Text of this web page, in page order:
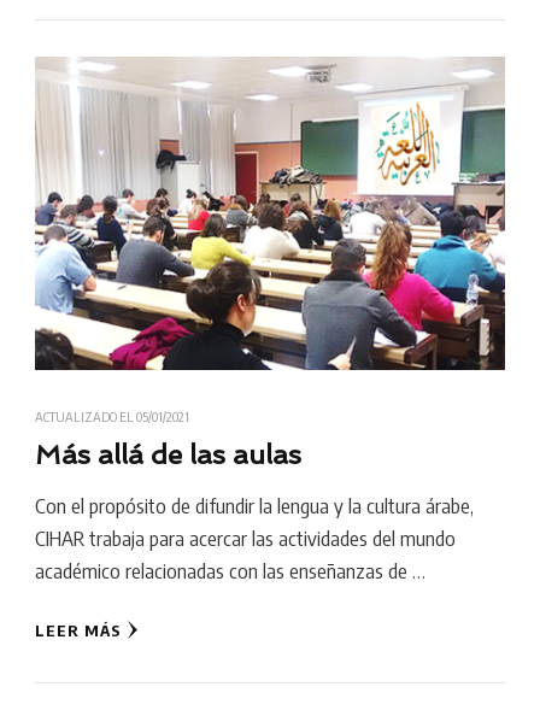
ACTUALIZADO EL 05/01/2021
Más allá de las aulas
Con el propósito de difundir la lengua y la cultura árabe,
CIHAR trabaja para acercar las actividades del mundo
académico relacionadas con las enseñanzas de …
LEER MÁS